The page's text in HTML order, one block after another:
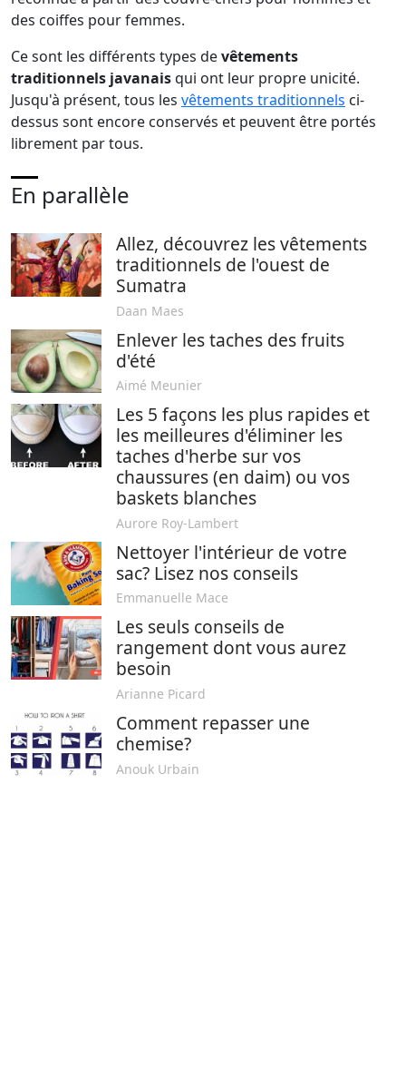
des coiffes pour femmes.
Ce sont les différents types devêtements
traditionnels javanaisqui ont leur propre unicité.
Jusqu'à présent, tous les vêtements traditionnels ci-
dessus sont encore conservés et peuvent être portés
librement par tous.
En parallèle
Allez, découvrez les vêtements
traditionnels de l'ouest de
Sumatra
Daan Maes
Enlever les taches des fruits
d'été
Aimé Meunier
Les 5 façons les plus rapides et
les meilleures d'éliminer les
taches d'herbe sur vos
chaussures (en daim) ou vos
baskets blanches
Aurore Roy-Lambert
Nettoyer l'intérieur de votre
sac? Lisez nos conseils
Emmanuelle Mace
Les seuls conseils de
rangement dont vous aurez
besoin
Arianne Picard
Comment repasser une
chemise?
Anouk Urbain